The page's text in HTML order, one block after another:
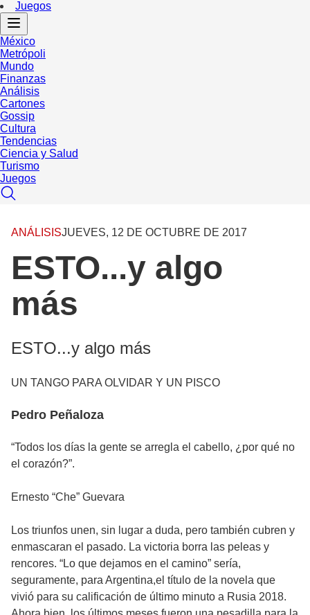
Juegos
México
Metrópoli
Mundo
Finanzas
Análisis
Cartones
Gossip
Cultura
Tendencias
Ciencia y Salud
Turismo
Juegos
ANÁLISISJUEVES, 12 DE OCTUBRE DE 2017
ESTO...y algo
más
ESTO...y algo más
UN TANGO PARA OLVIDAR Y UN PISCO
Pedro Peñaloza
“Todos los días la gente se arregla el cabello, ¿por qué no
el corazón?”.
Ernesto “Che” Guevara
Los triunfos unen, sin lugar a duda, pero también cubren y
enmascaran el pasado. La victoria borra las peleas y
rencores. “Lo que dejamos en el camino” sería,
seguramente, para Argentina,el título de la novela que
vivió para su calificación de último minuto a Rusia 2018.